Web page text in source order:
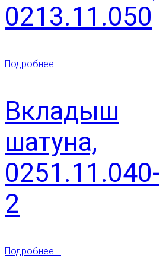
0213.11.050
Подробнее...
Вкладыш
шатуна,
0251.11.040-
2
Подробнее...